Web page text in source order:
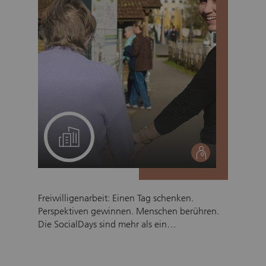
Ein Projekt für Ihr Team
social
Freiwilligenarbeit: Einen Tag schenken.
Perspektiven gewinnen. Menschen berühren.
Die SocialDays sind mehr als ein